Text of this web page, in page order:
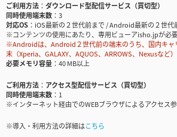
ご利用方法
ダウンロード型配信サービス（買切型）
同時使用端末数
3
対応OS
iOS最新の２世代前まで / Android最新の２世代
※コンテンツの使用にあたり、専用ビューアisho.jpが必
※Androidは、Android２世代前の端末のうち、国内キャ
末（Xperia、GALAXY、AQUOS、ARROWS、Nexusなど
必要メモリ容量
40 MB以上
ご利用方法
アクセス型配信サービス（買切型）
同時使用端末数
1
※インターネット経由でのWEBブラウザによるアクセス
※導入・利用方法の詳細はこちら